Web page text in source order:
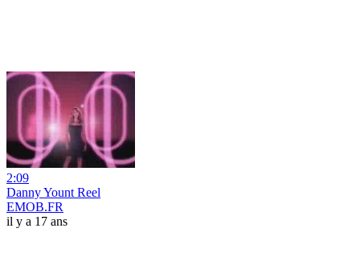
2:09
Danny Yount Reel
EMOB.FR
il y a 17 ans